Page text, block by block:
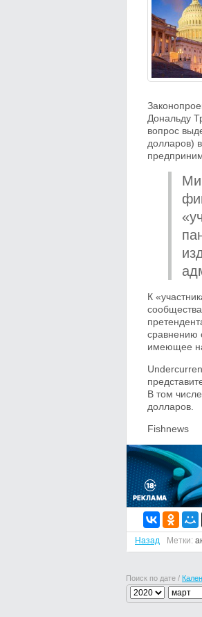
Дональду
вопрос
долларов)
К
сравнению
имеющее
В том
долларов.
Fishnews
Назад Метки:
Поиск по дате /